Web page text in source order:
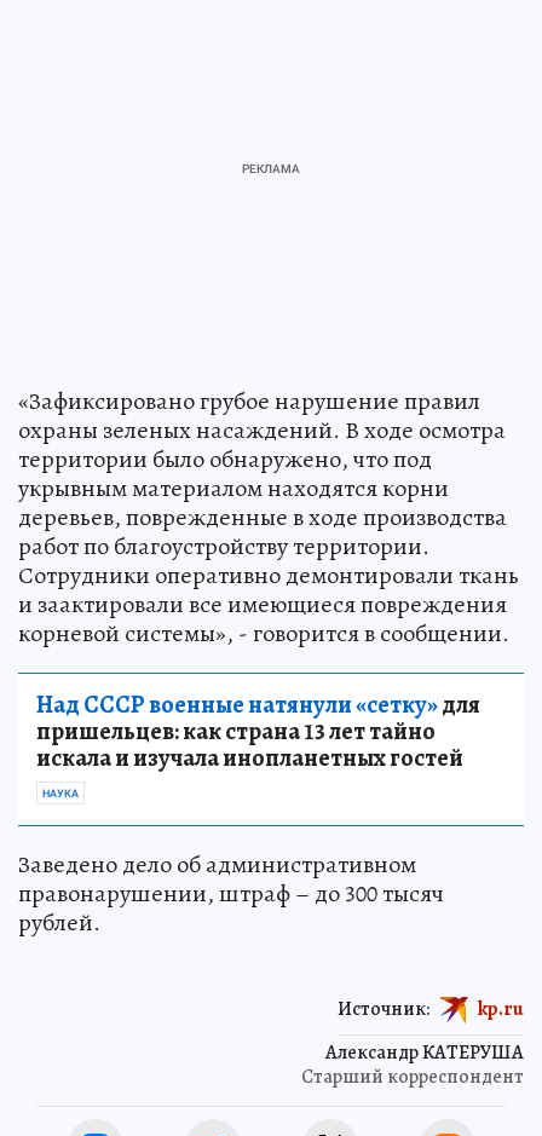
«Зафиксировано грубое нарушение правил
охраны зеленых насаждений. В ходе осмотра
территории было обнаружено, что под
укрывным материалом находятся корни
деревьев, поврежденные в ходе производства
работ по благоустройству территории.
Сотрудники оперативно демонтировали ткань
и заактировали все имеющиеся повреждения
корневой системы», - говорится в сообщении.
Над СССР военные натянули «сетку»для
пришельцев: как страна 13 лет тайно
искала и изучала инопланетных гостей
НАУКА
Заведено дело об административном
правонарушении, штраф – до 300 тысяч
рублей.
Александр КАТЕРУША
Старший корреспондент
Источник: kp.ru